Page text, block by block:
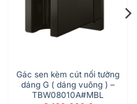
Gác sen kèm cút nối tường
dáng G ( dáng vuông ) –
TBW08010A#MBL